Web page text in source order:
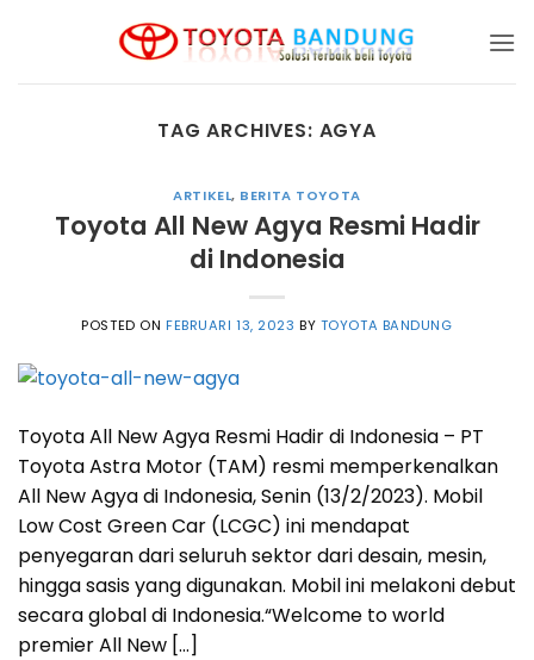
TAG ARCHIVES: AGYA
ARTIKEL, BERITA TOYOTA
Toyota All New Agya Resmi Hadir
di Indonesia
POSTED ON FEBRUARI 13, 2023 BY TOYOTA BANDUNG
Toyota All New Agya Resmi Hadir di Indonesia – PT
Toyota Astra Motor (TAM) resmi memperkenalkan
All New Agya di Indonesia, Senin (13/2/2023). Mobil
Low Cost Green Car (LCGC) ini mendapat
penyegaran dari seluruh sektor dari desain, mesin,
hingga sasis yang digunakan. Mobil ini melakoni debut
secara global di Indonesia.“Welcome to world
premier All New […]